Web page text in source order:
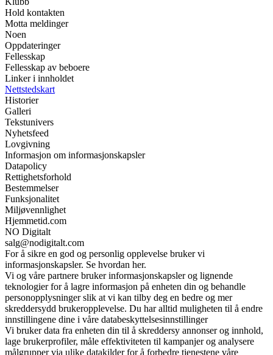
Hold kontakten
Motta meldinger
Noen
Oppdateringer
Fellesskap
Fellesskap av beboere
Linker i innholdet
Nettstedskart
Historier
Galleri
Tekstunivers
Nyhetsfeed
Lovgivning
Informasjon om informasjonskapsler
Datapolicy
Rettighetsforhold
Bestemmelser
Funksjonalitet
Miljøvennlighet
Hjemmetid.com
NO Digitalt
salg@nodigitalt.com
For å sikre en god og personlig opplevelse bruker vi
informasjonskapsler. Se hvordan her.
Vi og våre partnere bruker informasjonskapsler og lignende
teknologier for å lagre informasjon på enheten din og behandle
personopplysninger slik at vi kan tilby deg en bedre og mer
skreddersydd brukeropplevelse. Du har alltid muligheten til å endre
innstillingene dine i våre databeskyttelsesinnstillinger
Vi bruker data fra enheten din til å skreddersy annonser og innhold,
lage brukerprofiler, måle effektiviteten til kampanjer og analysere
målgrupper via ulike datakilder for å forbedre tjenestene våre